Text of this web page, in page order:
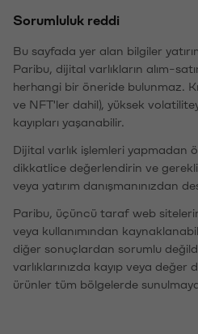
Sorumluluk reddi
Bu sayfada yer alan bilgiler
Paribu, dijital varlıkların alım-
herhangi bir öneride bulunmaz.
ve NFT'ler dahil), yüksek
kayıpları yaşanabilir.
Dijital varlık işlemleri yapmadan
dikkatlice değerlendirin ve
veya yatırım danışmanınızdan
Paribu, üçüncü taraf web
veya kullanımından
diğer sonuçlardan sorumlu
varlıklarınızda kayıp veya değer
ürünler tüm bölgelerde